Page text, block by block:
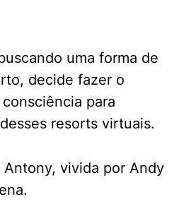
uma forma de
decide fazer o
consciência para
resorts virtuais.
Antony, vivida por Andy